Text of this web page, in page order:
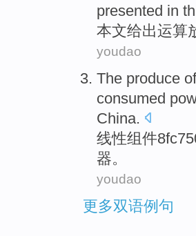
presented in
本文给出运算
youdao
The produce
consumed
China.
线性组件8
器。
youdao
更多双语例句